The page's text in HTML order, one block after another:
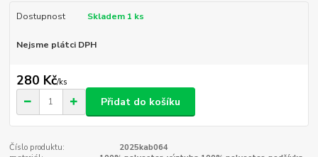
Dostupnost Skladem 1 ks
Nejsme plátci DPH
280 Kč/ks
Přidat do košíku
Číslo produktu:
2025kab064